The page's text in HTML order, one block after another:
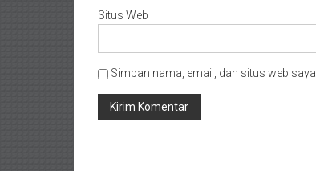
Kalimantan
Barat/
Kalimantan
Timur/
Selatan/
Situs Web
Simpan nama, email, dan situs web